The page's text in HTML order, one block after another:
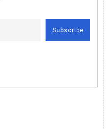
Subscribe